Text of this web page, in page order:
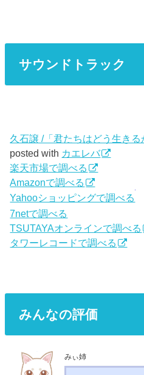
サウンドトラック
久石譲 /「君たちはどう生き
posted with カエレバ
楽天市場で調べる
Amazonで調べる
Yahooショッピングで調べる
7netで調べる
TSUTAYAオンラインで調べる
タワーレコードで調べる
みんなの評価
みぃ姉